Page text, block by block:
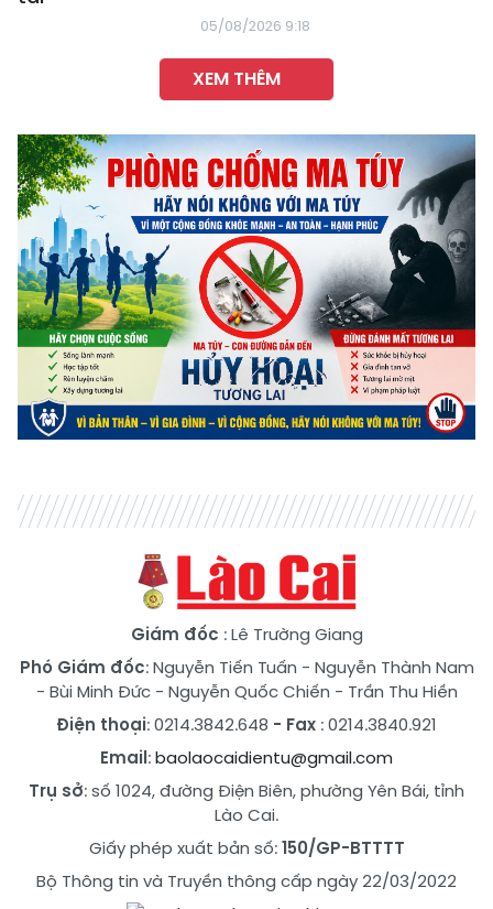
05/08/2026 9:18
XEM THÊM
Giám đốc : Lê Trường Giang
Phó Giám đốc:Nguyễn Tiến Tuấn - Nguyễn Thành Nam
- Bùi Minh Đức- Nguyễn Quốc Chiến - Trần Thu Hiền
Điện thoại: 0214.3842.648 - Fax : 0214.3840.921
Email:baolaocaidientu@gmail.com
Trụ sở: số 1024, đường Điện Biên, phường Yên Bái, tỉnh
Lào Cai.
Giấy phép xuất bản số:150/GP-BTTTT
Bộ Thông tin và Truyền thông cấp ngày 22/03/2022